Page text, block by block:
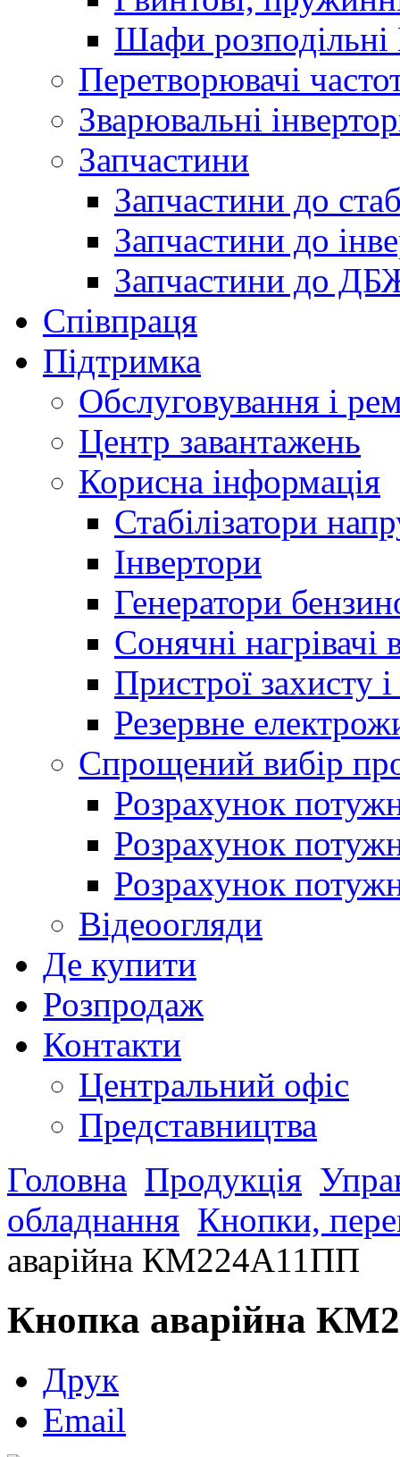
Шафи розподільні
Перетворювачі
Зварювальні
Запчастини
Запчастини до
Запчастини до
Запчастини до
Співпраця
Підтримка
Обслуговування і
Центр завантажень
Корисна інформація
Стабілізатори
Інвертори
Генератори
Сонячні нагрівачі
Пристрої захисту і
Резервне
Спрощений вибір
Розрахунок
Розрахунок
Розрахунок
Відеоогляди
Де купити
Розпродаж
Контакти
Центральний офіс
Представництва
Головна Продукція
обладнання Кнопки,
аварійна КМ224А11ПП
Кнопка аварійна
Друк
Email